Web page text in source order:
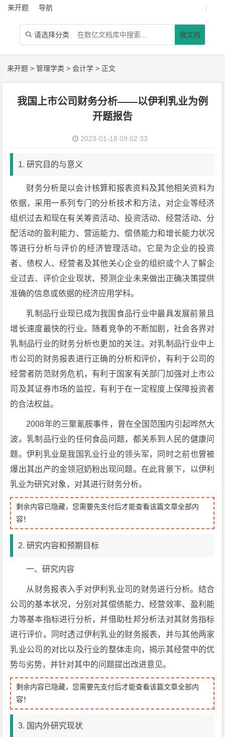
来开题 导航 |
 请选择分类 搜文档
来开题 >管理学类 >会计学 > 正文
我国上市公司财务分析——以伊利乳业为例
开题报告
2023-01-18 09:02:33
1. 研究目的与意义
财务分析是以会计核算和报表资料及其他相关资料为
依据，采用一系列专门的分析技术和方法，对企业等经济
组织过去和现在有关筹资活动、投资活动、经营活动、分
配活动的盈利能力、营运能力、偿债能力和增长能力状况
等进行分析与评价的经济管理活动。它是为企业的投资
者、债权人、经营者及其他关心企业的组织或个人了解企
业过去、评价企业现状、预测企业未来做出正确决策提供
准确的信息或依据的经济应用学科。
乳制品行业现已成为我国食品行业中最具发展前景且
增长速度最快的行业。随着竞争的不断加剧，社会各界对
乳制品行业的财务分析也更加的关注。对乳制品行业中上
市公司的财务报表进行正确的分析和评价，有利于公司的
经营者防范财务危机，有利于国家有关部门加强对上市公
司及其证券市场的监控，有利于在一定程度上保障投资者
的合法权益。
2008年的三聚氰胺事件，曾在全国范围内引起哗然大
波。乳制品行业的任何食品问题，都关系到人民的健康问
题。伊利乳业是我国乳业行业的领头军，同时之前也曾被
爆出其出产的金领冠奶粉出现问题。在此背景下，以伊利
乳业为研究对象，对其进行财务分析。
剩余内容已隐藏，您需要先支付后才能查看该篇文章全部内
容！
2. 研究内容和预期目标
一、研究内容
从财务报表入手对伊利乳业司的财务进行分析。结合
公司的基本状况，分别对其偿债能力、经营效率、盈利能
力等基本指标进行分析，并借助杜邦分析法对其财务指标
进行评价。同时透过伊利乳业的财务报表，并与其他两家
乳业公司的对比以及行业的整体走向，揭示其经营中的优
势与劣势，并针对其中的问题提出改进意见。
剩余内容已隐藏，您需要先支付后才能查看该篇文章全部内
容！
3. 国内外研究现状